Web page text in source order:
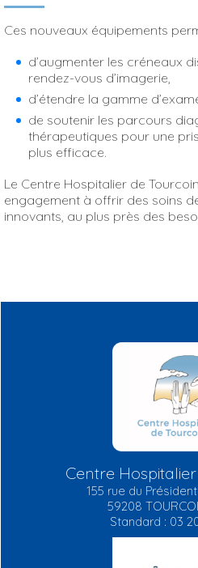
Ces nouveaux équipements
d’augmenter les créneaux
rendez-vous d’imagerie,
d’étendre la gamme
de soutenir les parcours
thérapeutiques pour une
plus efficace.
Le Centre Hospitalier de
engagement à offrir des soins
innovants, au plus près des
Centre
155 rue du
59208
Standard : 03